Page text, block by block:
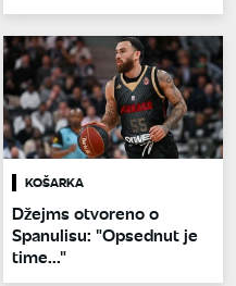
KOŠARKA
Džejms otvoreno o
Spanulisu: "Opsednut je
time..."